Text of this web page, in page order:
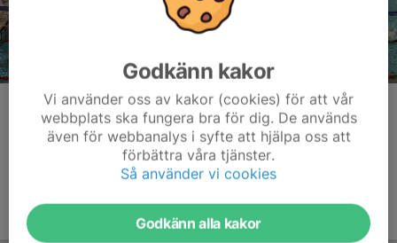
Kommentarer
Godkänn kakor
Vi använder oss av kakor (cookies) för att vår
webbplats ska fungera bra för dig. De används
även för webbanalys i syfte att hjälpa oss att
förbättra våra tjänster.
Så använder vi cookies
Godkänn alla kakor